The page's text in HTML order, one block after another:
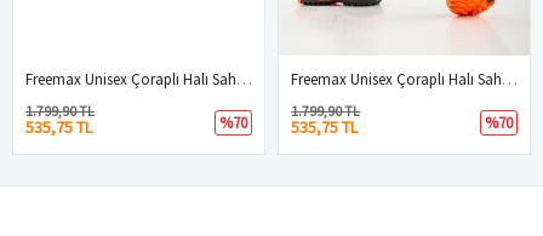
Freemax Unisex Çoraplı Halı Saha Futbol Ayakkabısı Freemax.1452 Yeşil Siyah
535,75 TL
1.799,90 TL
%70
Freemax Unisex Çoraplı Halı Saha Futbol Ayakkabısı Freemax.1452 Orange Siyah
535,75 TL
1.799,90 TL
%70